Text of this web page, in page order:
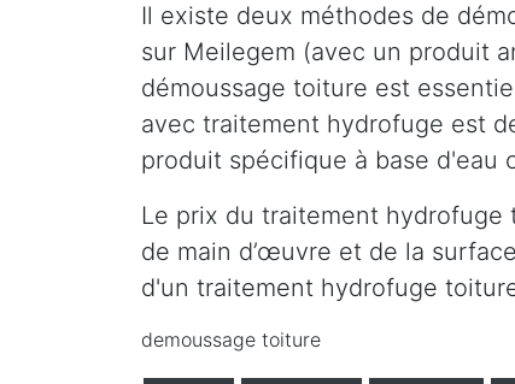
Il existe deux méthodes de
sur Meilegem (avec un produit
démoussage toiture est
avec traitement hydrofuge est
produit spécifique à base d'eau
Le prix du traitement
de main d’œuvre et de la
d'un traitement hydrofuge
demoussage toiture